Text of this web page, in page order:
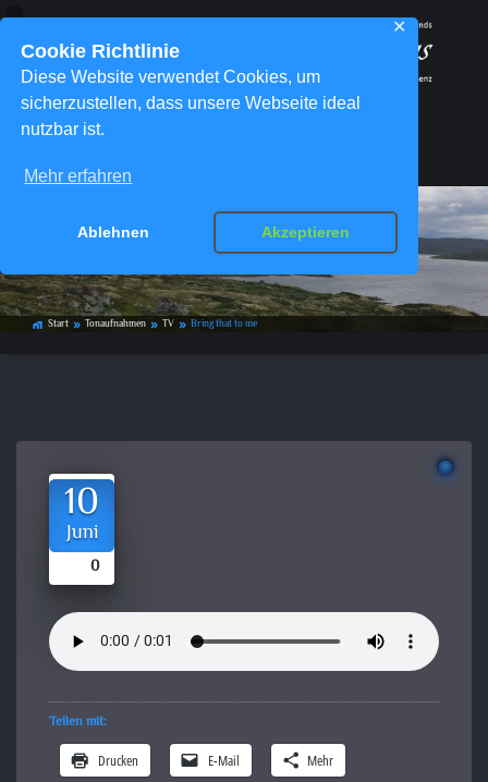
Cookie Richtlinie
Diese Website verwendet Cookies, um
sicherzustellen, dass unsere Webseite ideal
nutzbar ist.
Mehr erfahren
Ablehnen Akzeptieren
✕
Bring that to me
home_work Start double_arrow Tonaufnahmen double_arrow TV double_arrow Bring that to me
10
Juni
0
Teilen mit:
Drucken E-Mail Mehr